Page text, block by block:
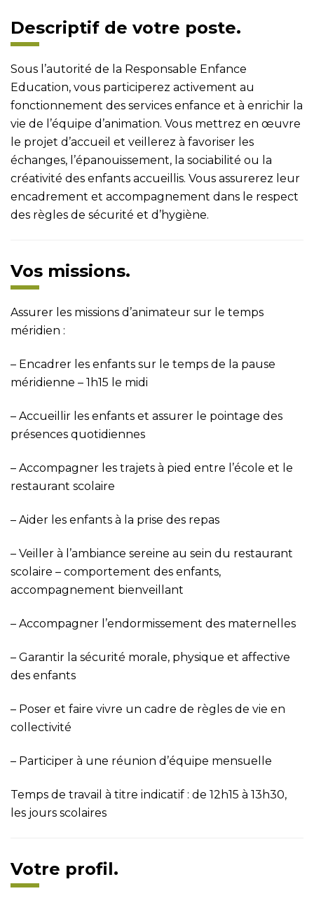
Descriptif de votre poste.
Sous l’autorité de la Responsable Enfance
Education, vous participerez activement au
fonctionnement des services enfance et à enrichir la
vie de l’équipe d’animation. Vous mettrez en œuvre
le projet d’accueil et veillerez à favoriser les
échanges, l’épanouissement, la sociabilité ou la
créativité des enfants accueillis. Vous assurerez leur
encadrement et accompagnement dans le respect
des règles de sécurité et d’hygiène.
Vos missions.
Assurer les missions d’animateur sur le temps
méridien :
– Encadrer les enfants sur le temps de la pause
méridienne – 1h15 le midi
– Accueillir les enfants et assurer le pointage des
présences quotidiennes
– Accompagner les trajets à pied entre l’école et le
restaurant scolaire
– Aider les enfants à la prise des repas
– Veiller à l’ambiance sereine au sein du restaurant
scolaire – comportement des enfants,
accompagnement bienveillant
– Accompagner l’endormissement des maternelles
– Garantir la sécurité morale, physique et affective
des enfants
– Poser et faire vivre un cadre de règles de vie en
collectivité
– Participer à une réunion d’équipe mensuelle
Temps de travail à titre indicatif : de 12h15 à 13h30,
les jours scolaires
Votre profil.